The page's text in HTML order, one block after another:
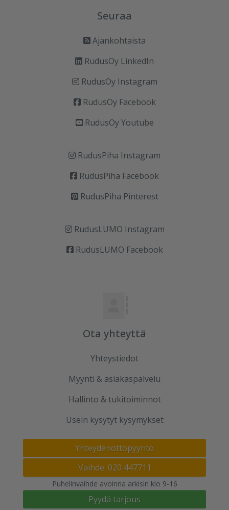
Seuraa
Ajankohtaista
RudusOy LinkedIn
RudusOy Instagram
RudusOy Facebook
RudusOy Youtube
RudusPiha Instagram
RudusPiha Facebook
RudusPiha Pinterest
RudusLUMO Instagram
RudusLUMO Facebook
Ota yhteyttä
Yhteystiedot
Myynti & asiakaspalvelu
Hallinto & tukitoiminnot
Usein kysytyt kysymykset
Yhteydenottopyyntö
Vaihde: 020 447711
Puhelinvaihde avoinna arkisin klo 9-16
Pyydä tarjous